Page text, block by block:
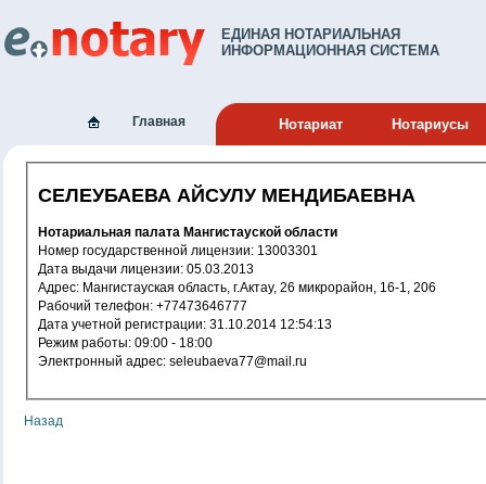
ЕДИНАЯ НОТАРИАЛЬНАЯ
ИНФОРМАЦИОННАЯ СИСТЕМА
Главная Нотариат Нотариусы
СЕЛЕУБАЕВА АЙСУЛУ МЕНДИБАЕВНА
Нотариальная палата Мангистауской области
Номер государственной лицензии: 13003301
Дата выдачи лицензии: 05.03.2013
Адрес: Мангистауская область, г.Актау, 26 микрорайон, 16-1, 206
Рабочий телефон: +77473646777
Дата учетной регистрации: 31.10.2014 12:54:13
Режим работы: 09:00 - 18:00
Электронный адрес: seleubaeva77@mail.ru
Назад